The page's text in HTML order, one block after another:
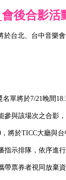
後合影活
台北、台中音樂
單將於7/21晚間
與該場次之合影
，將於TICC大廳
示排隊，依序進行
帶票券者視同放棄